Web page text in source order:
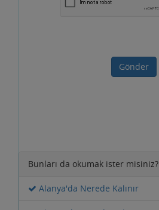
Gönder
Bunları da okumak ister misiniz?
Alanya'da Nerede Kalınır